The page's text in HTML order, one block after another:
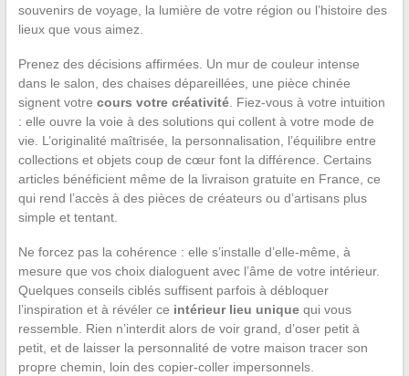
souvenirs de voyage, la lumière de votre région ou l’histoire des
lieux que vous aimez.
Prenez des décisions affirmées. Un mur de couleur intense
dans le salon, des chaises dépareillées, une pièce chinée
signent votre cours votre créativité. Fiez-vous à votre intuition
: elle ouvre la voie à des solutions qui collent à votre mode de
vie. L’originalité maîtrisée, la personnalisation, l’équilibre entre
collections et objets coup de cœur font la différence. Certains
articles bénéficient même de la livraison gratuite en France, ce
qui rend l’accès à des pièces de créateurs ou d’artisans plus
simple et tentant.
Ne forcez pas la cohérence : elle s’installe d’elle-même, à
mesure que vos choix dialoguent avec l’âme de votre intérieur.
Quelques conseils ciblés suffisent parfois à débloquer
l’inspiration et à révéler ce intérieur lieu uniquequi vous
ressemble. Rien n’interdit alors de voir grand, d’oser petit à
petit, et de laisser la personnalité de votre maison tracer son
propre chemin, loin des copier-coller impersonnels.